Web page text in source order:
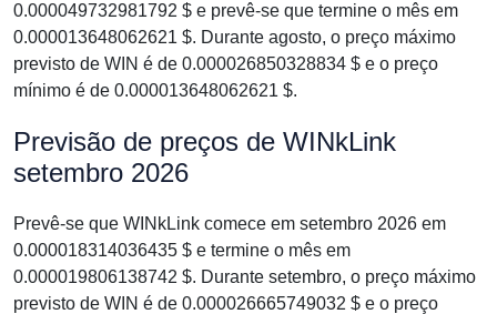
0.000049732981792 $ e prevê-se que termine o mês em
0.000013648062621 $. Durante agosto, o preço máximo
previsto de WIN é de 0.000026850328834 $ e o preço
mínimo é de 0.000013648062621 $.
Previsão de preços de WINkLink
setembro 2026
Prevê-se que WINkLink comece em setembro 2026 em
0.000018314036435 $ e termine o mês em
0.000019806138742 $. Durante setembro, o preço máximo
previsto de WIN é de 0.000026665749032 $ e o preço